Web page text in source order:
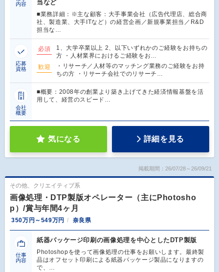
内容
当など
■業務詳細：※主な顧客：大手事業会社（広告代理店、総合商
社、製造業、大手ITなど）の経営企画／新規事業担当／R&D
担当な…
応募
資格
必須
1、大学卒業以上 2、以下いずれかのご経験をお持ちの
方 ・人材業界におけるご経験をお…
歓迎
・リサーチ／人材等のマッチング業務のご経験をお持
ちの方 ・リサーチ会社でのリサーチ…
会社
概要
■概要：2008年の創業より築き上げてきた経済情報基盤を活
用して、経営のスピード…
気になる 詳細を見る
掲載期間：26/07/28～26/09/21
その他、クリエイティブ系
画像処理・DTP製版オペレーター（主にPhotosho
p）/賞与年間4ヶ月
350万円～549万円 奈良県
仕事
内容
紙器パッケージ印刷の画像処理を中心としたDTP製版
Photoshopを使って画像処理の仕事をお願いします。最終製
品はオフセット印刷による紙器パッケージ製品になりますの
で、…